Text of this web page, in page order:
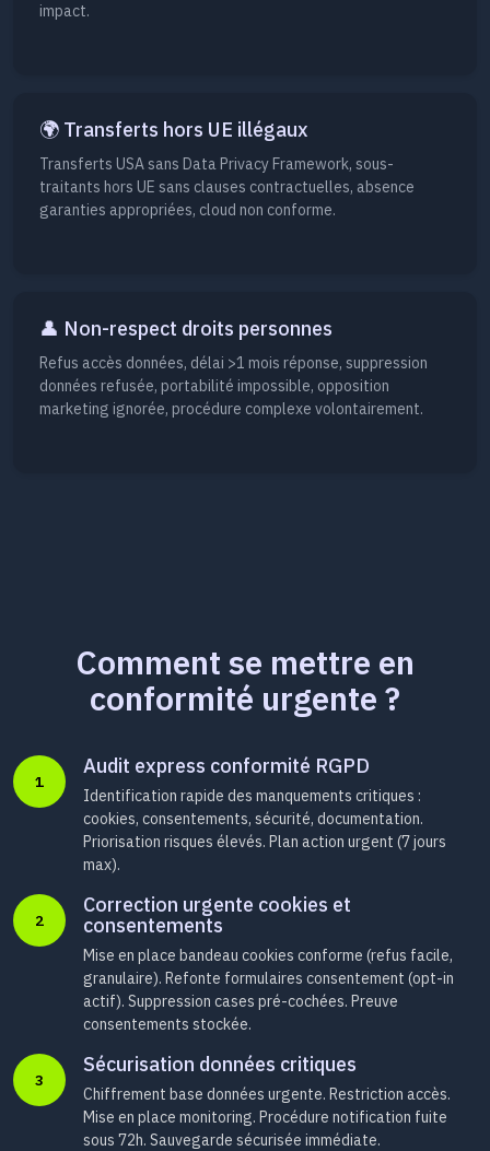
impact.
🌍 Transferts hors UE illégaux
Transferts USA sans Data Privacy Framework, sous-
traitants hors UE sans clauses contractuelles, absence
garanties appropriées, cloud non conforme.
👤 Non-respect droits personnes
Refus accès données, délai >1 mois réponse, suppression
données refusée, portabilité impossible, opposition
marketing ignorée, procédure complexe volontairement.
Comment se mettre en
conformité urgente ?
1
Audit express conformité RGPD
Identification rapide des manquements critiques :
cookies, consentements, sécurité, documentation.
Priorisation risques élevés. Plan action urgent (7 jours
max).
2
Correction urgente cookies et
consentements
Mise en place bandeau cookies conforme (refus facile,
granulaire). Refonte formulaires consentement (opt-in
actif). Suppression cases pré-cochées. Preuve
consentements stockée.
3
Sécurisation données critiques
Chiffrement base données urgente. Restriction accès.
Mise en place monitoring. Procédure notification fuite
sous 72h. Sauvegarde sécurisée immédiate.